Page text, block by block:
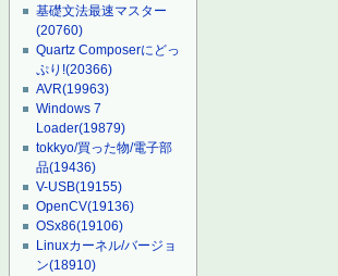
基礎文法最速マスター
(20760)
Quartz Composerにどっ
ぷり!(20366)
AVR(19963)
Windows 7
Loader(19879)
tokkyo/買った物/電子部
品(19436)
V-USB(19155)
OpenCV(19136)
OSx86(19106)
Linuxカーネル/バージョ
ン(18910)